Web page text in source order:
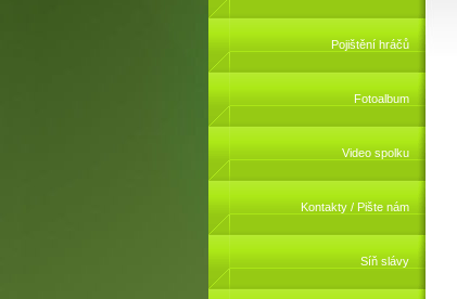
Pojištění hráčů
Fotoalbum
Video spolku
Kontakty / Pište nám
Síň slávy